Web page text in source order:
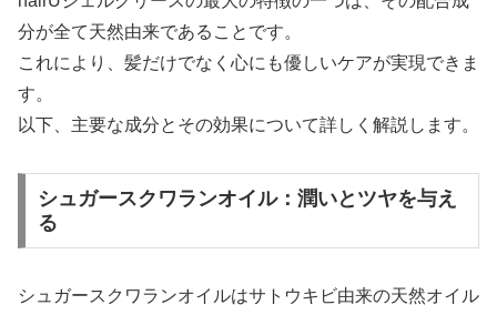
分が全て天然由来であることです。
これにより、髪だけでなく心にも優しいケアが実現できま
す。
以下、主要な成分とその効果について詳しく解説します。
シュガースクワランオイル：潤いとツヤを与え
る
シュガースクワランオイルはサトウキビ由来の天然オイル